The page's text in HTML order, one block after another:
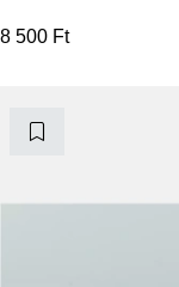
8 500 Ft